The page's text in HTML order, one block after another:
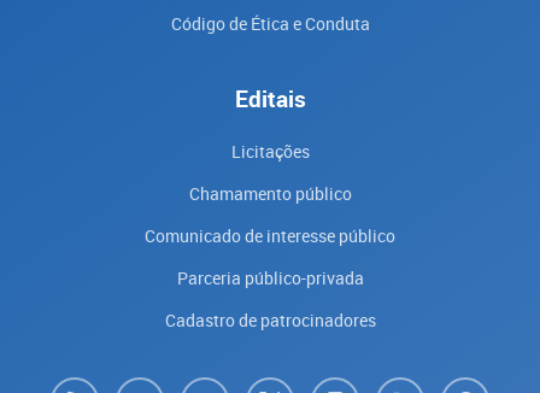
Código de Ética e Conduta
Editais
Licitações
Chamamento público
Comunicado de interesse público
Parceria público-privada
Cadastro de patrocinadores